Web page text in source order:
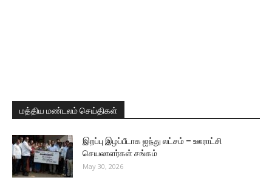
மத்திய மண்டலம் செய்திகள்
இறப்பு இழப்பீடாக ஐந்து லட்சம் – ஊராட்சி
செயலாளர்கள் சங்கம்
May 30, 2026